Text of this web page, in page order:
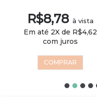
R$8,78 à vista
Em até 2X de R$4,62
com juros
COMPRAR